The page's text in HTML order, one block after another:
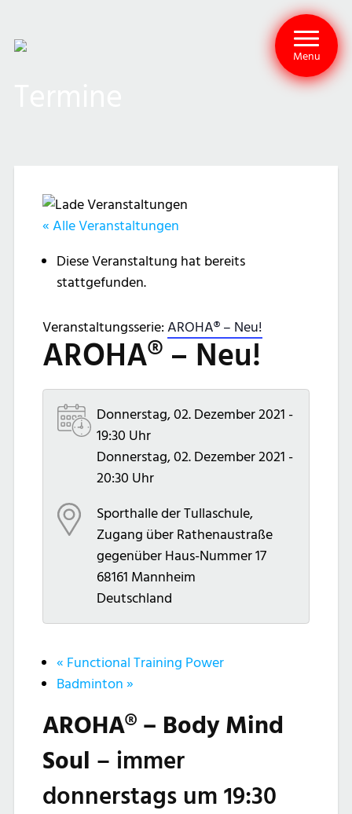
Menu
« Alle Veranstaltungen
Diese Veranstaltung hat bereits
stattgefunden.
Veranstaltungsserie: AROHA® – Neu!
AROHA® – Neu!
Donnerstag, 02. Dezember 2021 -
19:30 Uhr
Donnerstag, 02. Dezember 2021 -
20:30 Uhr
Sporthalle der Tullaschule,
Zugang über Rathenaustraße
gegenüber Haus-Nummer 17
68161 Mannheim
Deutschland
« Functional Training Power
Badminton »
AROHA® – Body Mind
Soul – immer
donnerstags um 19:30